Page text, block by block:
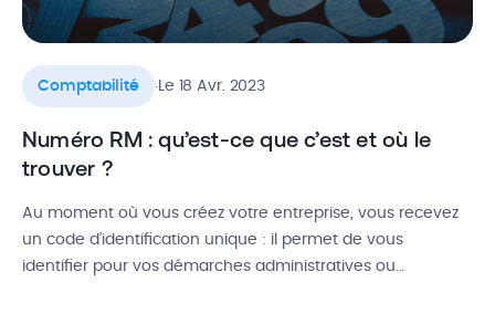
Comptabilité .Le 18 Avr. 2023
Numéro RM : qu’est-ce que c’est et où le
trouver ?
Au moment où vous créez votre entreprise, vous recevez
un code d’identification unique : il permet de vous
identifier pour vos démarches administratives ou